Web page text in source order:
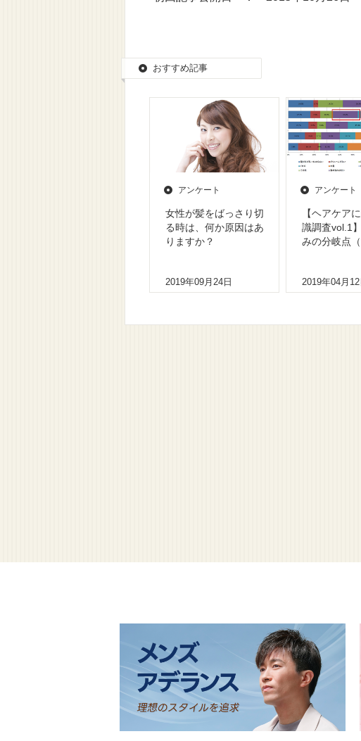
おすすめ記事
アンケート
女性が髪をばっさり切
る時は、何か原因はあ
りますか？
2019年09月24日
アンケート
【ヘアケア
識調査vol.1
みの分岐点（
2019年04月12